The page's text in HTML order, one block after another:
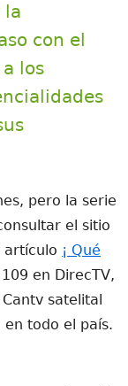
la
con el
los
pero la serie
el sitio
artículo ¡ Qué
en DirecTV,
satelital
todo el país.